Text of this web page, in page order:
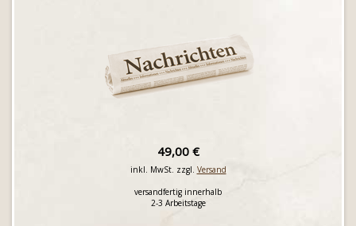
49,00 €
inkl. MwSt. zzgl. Versand
versandfertig innerhalb
2-3 Arbeitstage